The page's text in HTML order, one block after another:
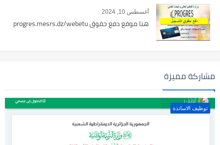
أغسطس 10, 2024
هنا موقع دفع حقوق progres.mesrs.dz/webetu
مشاركة مميزة
توظيف الاساتذة